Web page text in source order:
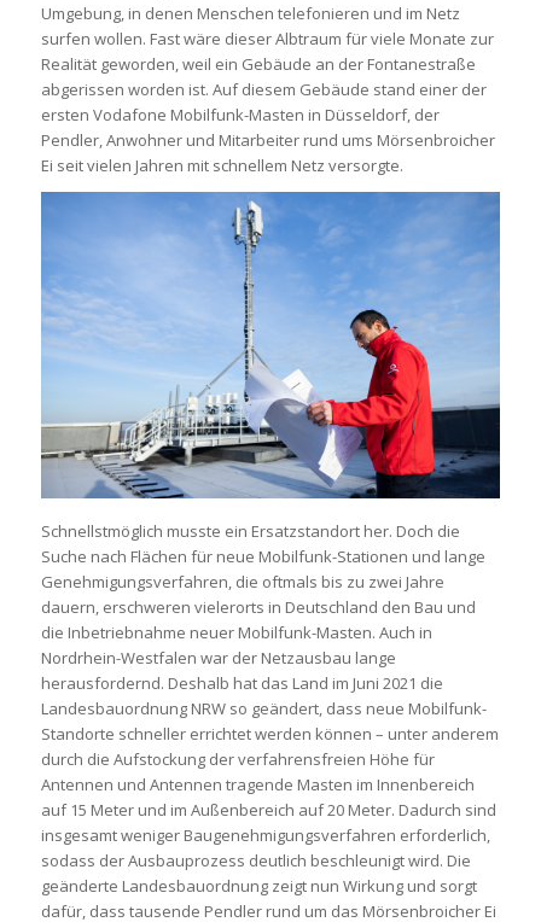
Umgebung, in denen Menschen telefonieren und im Netz
surfen wollen. Fast wäre dieser Albtraum für viele Monate zur
Realität geworden, weil ein Gebäude an der Fontanestraße
abgerissen worden ist. Auf diesem Gebäude stand einer der
ersten Vodafone Mobilfunk-Masten in Düsseldorf, der
Pendler, Anwohner und Mitarbeiter rund ums Mörsenbroicher
Ei seit vielen Jahren mit schnellem Netz versorgte.
Schnellstmöglich musste ein Ersatzstandort her. Doch die
Suche nach Flächen für neue Mobilfunk-Stationen und lange
Genehmigungsverfahren, die oftmals bis zu zwei Jahre
dauern, erschweren vielerorts in Deutschland den Bau und
die Inbetriebnahme neuer Mobilfunk-Masten. Auch in
Nordrhein-Westfalen war der Netzausbau lange
herausfordernd. Deshalb hat das Land im Juni 2021 die
Landesbauordnung NRW so geändert, dass neue Mobilfunk-
Standorte schneller errichtet werden können – unter anderem
durch die Aufstockung der verfahrensfreien Höhe für
Antennen und Antennen tragende Masten im Innenbereich
auf 15 Meter und im Außenbereich auf 20 Meter. Dadurch sind
insgesamt weniger Baugenehmigungsverfahren erforderlich,
sodass der Ausbauprozess deutlich beschleunigt wird. Die
geänderte Landesbauordnung zeigt nun Wirkung und sorgt
dafür, dass tausende Pendler rund um das Mörsenbroicher Ei